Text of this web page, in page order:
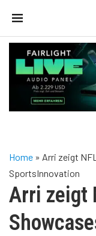
Home » Arri zeigt
SportsInnovation
Arri zeigt